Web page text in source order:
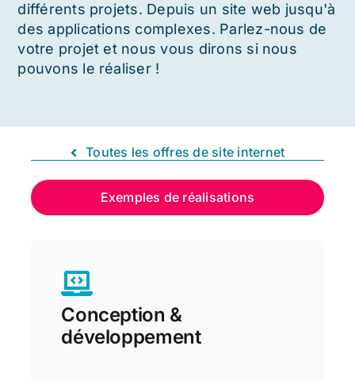
différents projets. Depuis un site web jusqu'à
des applications complexes. Parlez-nous de
votre projet et nous vous dirons si nous
pouvons le réaliser !
Toutes les offres de site internet
Exemples de réalisations
Conception &
développement